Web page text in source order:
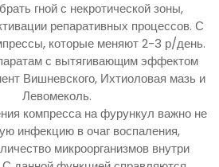
гной с некротической зоны,
репаративных процессов. С
которые меняют 2-3 р/день.
с вытягивающим эффектом
Вишневского, Ихтиоловая мазь и
Левомеколь.
компресса на фурункул важно не
инфекцию в очаг воспаления,
микроорганизмов внутри